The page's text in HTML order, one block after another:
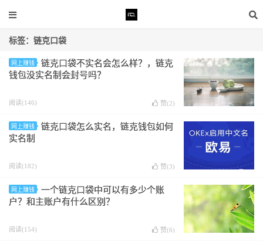
标签：链克口袋
网上赚钱
链克口袋不实名会怎么样？，链克
钱包没实名制会封号吗？
阅读(146) 赞(2)
网上赚钱
链克口袋怎么实名，链克钱包如何
实名制
阅读(182) 赞(3)
网上赚钱
一个链克口袋中可以有多少个账
户？和主账户有什么区别？
阅读(154) 赞(6)